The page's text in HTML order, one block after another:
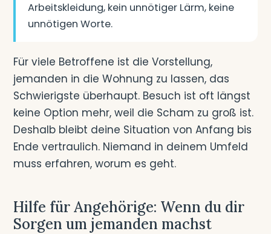
Arbeitskleidung, kein unnötiger Lärm, keine
unnötigen Worte.
Für viele Betroffene ist die Vorstellung,
jemanden in die Wohnung zu lassen, das
Schwierigste überhaupt. Besuch ist oft längst
keine Option mehr, weil die Scham zu groß ist.
Deshalb bleibt deine Situation von Anfang bis
Ende vertraulich. Niemand in deinem Umfeld
muss erfahren, worum es geht.
Hilfe für Angehörige: Wenn du dir
Sorgen um jemanden machst